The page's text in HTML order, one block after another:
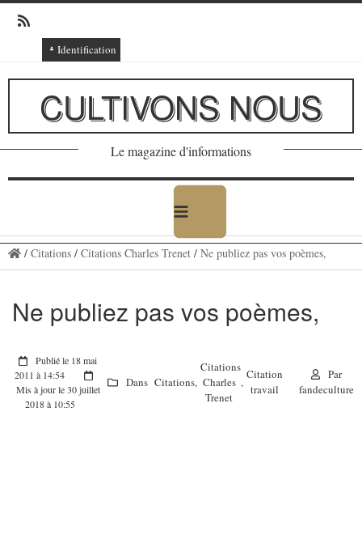
Identification
Connexion
Connexion via Facebook
Inscription
Ajout texte ou poème
CULTIVONS NOUS
Le magazine d'informations
/ Citations/ Citations Charles Trenet/ Ne publiez pas vos poèmes,
Ne publiez pas vos poèmes,
Publié le 18 mai
2011 à 14:54
Mis à jour le 30 juillet
2018 à 10:55
Dans Citations,
Citations
Charles
Trenet
,
Citation
travail
Par
fandeculture